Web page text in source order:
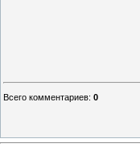
Всего комментариев: 0